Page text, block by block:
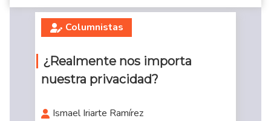
Columnistas
¿Realmente nos importa
nuestra privacidad?
Ismael Iriarte Ramírez